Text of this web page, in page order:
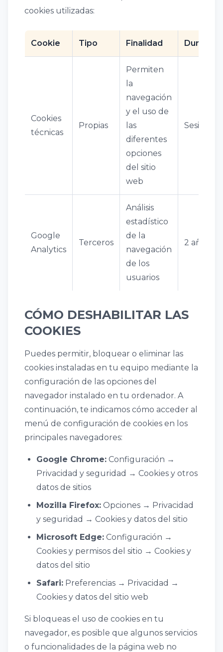
cookies utilizadas:
Cookie Tipo Finalidad Duración
Cookies
técnicas
Propias
Permiten
la
navegación
y el uso de
las
diferentes
opciones
del sitio
web
Sesión
Google
Analytics
Terceros
Análisis
estadístico
de la
navegación
de los
usuarios
2 años
CÓMO DESHABILITAR LAS
COOKIES
Puedes permitir, bloquear o eliminar las
cookies instaladas en tu equipo mediante la
configuración de las opciones del
navegador instalado en tu ordenador. A
continuación, te indicamos cómo acceder al
menú de configuración de cookies en los
principales navegadores:
Google Chrome: Configuración →
Privacidad y seguridad → Cookies y otros
datos de sitios
Mozilla Firefox: Opciones → Privacidad
y seguridad → Cookies y datos del sitio
Microsoft Edge: Configuración →
Cookies y permisos del sitio → Cookies y
datos del sitio
Safari: Preferencias → Privacidad →
Cookies y datos del sitio web
Si bloqueas el uso de cookies en tu
navegador, es posible que algunos servicios
o funcionalidades de la página web no